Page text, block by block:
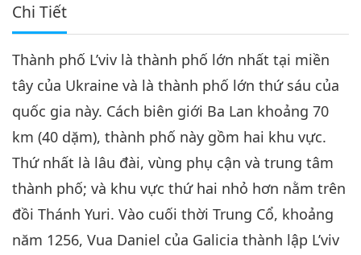
Chi Tiết
Thành phố L’viv là thành phố lớn nhất tại miền
tây của Ukraine và là thành phố lớn thứ sáu của
quốc gia này. Cách biên giới Ba Lan khoảng 70
km (40 dặm), thành phố này gồm hai khu vực.
Thứ nhất là lâu đài, vùng phụ cận và trung tâm
thành phố; và khu vực thứ hai nhỏ hơn nằm trên
đồi Thánh Yuri. Vào cuối thời Trung Cổ, khoảng
năm 1256, Vua Daniel của Galicia thành lập L’viv